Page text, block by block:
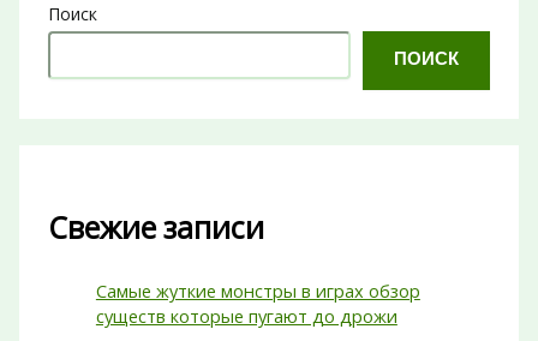
Поиск
ПОИСК
Свежие записи
Самые жуткие монстры в играх обзор
существ которые пугают до дрожи